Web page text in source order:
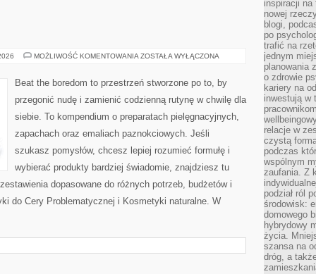
MOŻLIWOŚĆ KOMENTOWANIA DEMAKIJAŻ
ZOSTAŁA WYŁĄCZONA
Beat the boredom to przestrzeń stworzone po to, by
przegonić nudę i zamienić codzienną rutynę w chwilę dla
siebie. To kompendium o preparatach pielęgnacyjnych,
zapachach oraz emaliach paznokciowych. Jeśli
szukasz pomysłów, chcesz lepiej rozumieć formułę i
wybierać produkty bardziej świadomie, znajdziesz tu
dopasowane do różnych potrzeb, budżetów i
do Cery Problematycznej i Kosmetyki naturalne. W
inspiracji
nowej
blogi,
po
trafić na
jednym
planowania
o zdrowie
kariery na
inwestują w
relacje w
czystą
podczas
wspólnym
zaufania. Z
podział ról
środowisk:
domowego
hybrydowy
życia.
szansa na
dróg, a